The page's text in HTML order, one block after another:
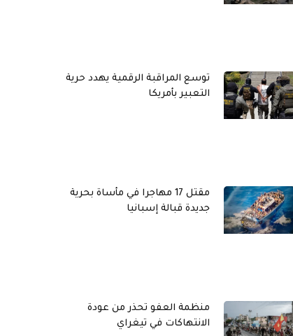
توسع المراقبة الرقمية يهدد حرية
التعبير بأمريكا
مقتل 17 مهاجرا في مأساة بحرية
جديدة قبالة إسبانيا
منظمة العفو تحذر من عودة
الانتهاكات في تيغراي